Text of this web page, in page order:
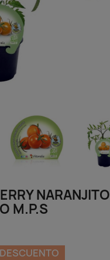
NARANJITO
M.P.S